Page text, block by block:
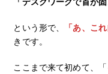
という形で、 「あ、こ
きです。
ここまで来て初めて、